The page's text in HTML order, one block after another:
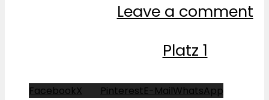
Leave a comment
Platz 1
FacebookX PinterestE-MailWhatsApp